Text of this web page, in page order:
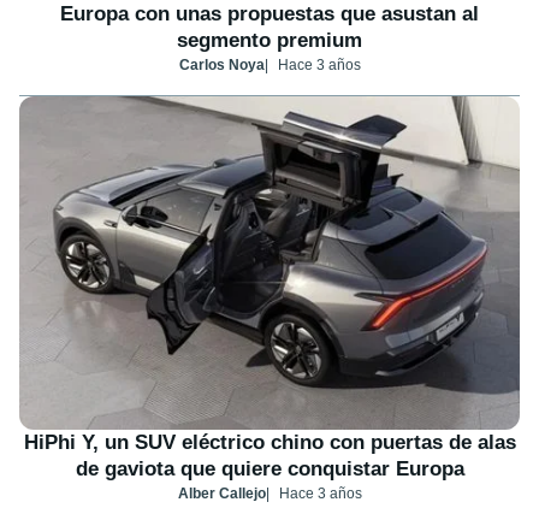
Europa con unas propuestas que asustan al
segmento premium
Carlos Noya Hace 3 años
HiPhi Y, un SUV eléctrico chino con puertas de alas
de gaviota que quiere conquistar Europa
Alber Callejo Hace 3 años